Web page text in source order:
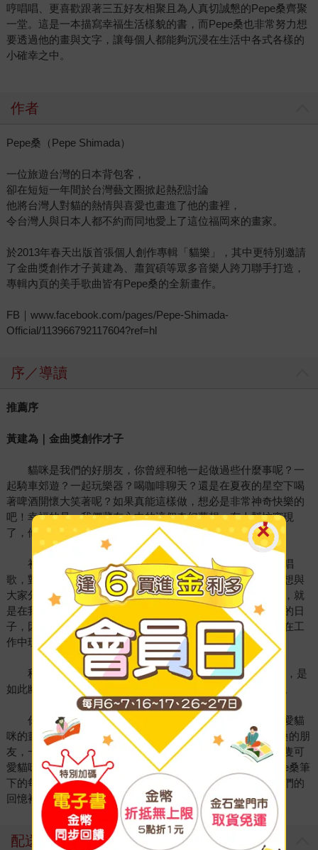
哼唱唱、更喜歡跟著三五好友相聚且為人真切誠懇的Pepe桑齊聚
一堂。這是一本描寫幸福生活樣貌的書，而Pepe桑也非常努力想
要透過他的畫與文字，讓每個人都能夠沉浸在生活中各式各樣的
小確幸之中。
作者
Pepe桑（Pepe Shimada）
一位旅遊台灣的日本背包客，
卻在短短一年間於台灣藝文圈掀起熱烈討論
他將台灣人對貓的熱情與喜愛也畫進了他的畫裡，
令台灣人與日本人都不約而同地愛上了這位福岡來的畫家。
於2013年春天出版首張個人創作專輯「貓樂」，其中更特別邀請
了金曲獎創作才子黃建為、蕭賀碩等眾多音樂人跨刀聯手打造，
專輯內頁的美手歌曲皆有Pepe桑的全新畫作。
FB｜www.facebook.com/pages/Pepe-Shimada-
Official/113966792117604?ref=hl
序／導讀
推薦序
黃建為｜金曲獎創作才子
貓咪是我們的好朋友，你曾經和牠一起做過些什麼事呢？一
起騎車郊遊？一起玩樂器？喝咖啡聊天？還是在夏夜的星空下喝
著啤酒開懷大笑著呢？如果真能這樣做，想必是非常神奇快樂的
吧！幸福的是，我們藏在心中的這個奇幻夢想，有人幫忙實現
了，他是Pepe桑，純真浪漫的音樂藝術家。
初次相遇，發現我倆有著共同興趣，都喜歡創作與彈琴唱
歌，對自己腦中大大小小的想像，都像孩子，有著迫不及待想與
大家分享的熱情。所以當我們成為朋友，一起做的第一件事，就
是在我的工作室，製作他的第一張創作專輯。那是段很有趣的日
子，因為我們只能用幾個英文單字溝通，但這倒不影響我們在工
作中玩得開心。
秋天的午後，每天準時帶著咖啡與吉他來錄音的Pepe桑，是
如此幽默有趣，錄音總是在談笑間開始，認真地創作中完成。
你看過他的畫了吧？讓我來告訴你，這位總是創造出可愛貓
咪的畫家，其實有個小秘密。如果你偶然之中，成了Pepe 桑的朋
友，一定會知道，未來有一天，很可能你就成了畫作中的某隻可
愛貓咪。那就是Pepe桑表達友誼的方式吧！我常感覺，Pepe桑筆
下的每隻貓咪都真實存在著，在我們的眼前唱歌跳舞，在我們的
回憶裡，喚起與好朋友在一起的輕鬆快樂。
配送方式